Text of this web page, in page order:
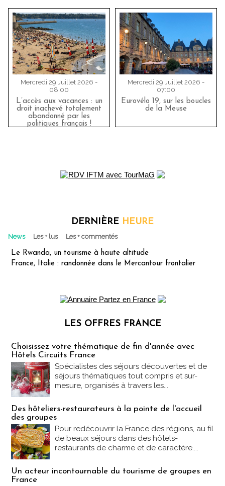
Mercredi 29 Juillet 2026 -
08:00
L’accès aux vacances : un
droit inachevé totalement
abandonné par les
politiques français !
Mercredi 29 Juillet 2026 -
07:00
Eurovélo 19, sur les boucles
de la Meuse
DERNIÈRE HEURE
News Les + lus Les + commentés
Le Rwanda, un tourisme à haute altitude
France, Italie : randonnée dans le Mercantour frontalier
LES OFFRES FRANCE
Choisissez votre thématique de fin d'année avec
Hôtels Circuits France
Spécialistes des séjours découvertes et de
séjours thématiques tout compris et sur-
mesure, organisés à travers les...
Des hôteliers-restaurateurs à la pointe de l'accueil
des groupes
Pour redécouvrir la France des régions, au fil
de beaux séjours dans des hôtels-
restaurants de charme et de caractère....
Un acteur incontournable du tourisme de groupes en
France